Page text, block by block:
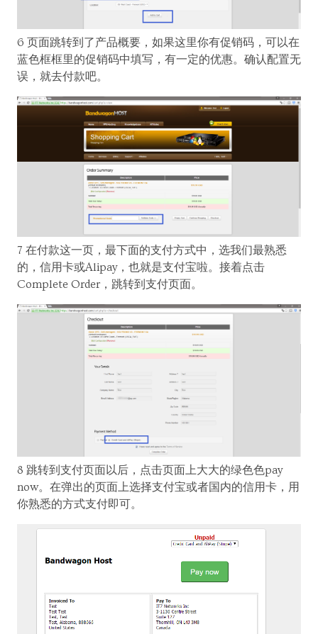
6 页面跳转到了产品概要，如果这里你有促销码，可以在
蓝色框框里的促销码中填写，有一定的优惠。确认配置无
误，就去付款吧。
7 在付款这一页，最下面的支付方式中，选我们最熟悉
的，信用卡或Alipay，也就是支付宝啦。接着点击
Complete Order，跳转到支付页面。
8 跳转到支付页面以后，点击页面上大大的绿色色pay
now。在弹出的页面上选择支付宝或者国内的信用卡，用
你熟悉的方式支付即可。